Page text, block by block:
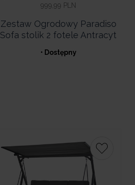
999,99 PLN
Zestaw Ogrodowy Paradiso
Sofa stolik 2 fotele Antracyt
• Dostępny